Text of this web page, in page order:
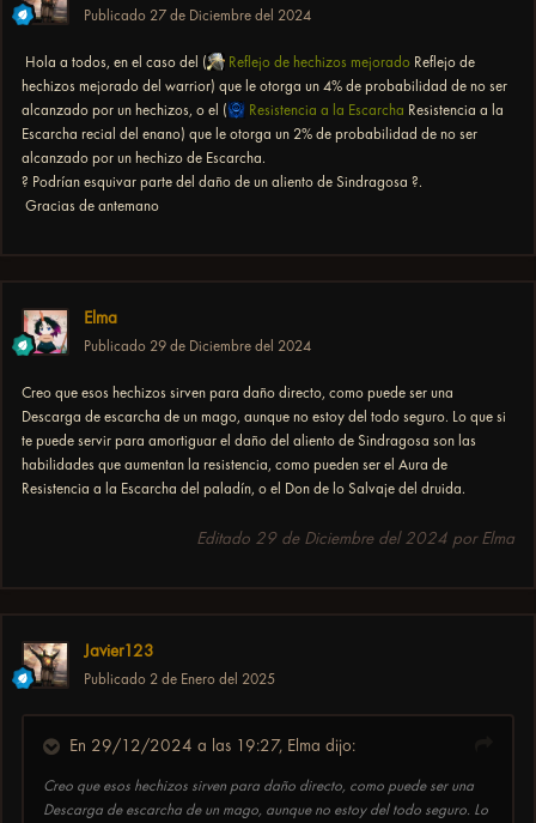
Publicado 27 de Diciembre del 2024
Hola a todos, en el caso del ( Reflejo de hechizos mejorado Reflejo de
hechizos mejorado del warrior) que le otorga un 4% de probabilidad de no ser
alcanzado por un hechizos, o el (
Resistencia a la Escarcha Resistencia a la
Escarcha recial del enano) que le otorga un 2% de probabilidad de no ser
alcanzado por un hechizo de Escarcha.
? Podrían esquivar parte del daño de un aliento de Sindragosa ?.
Gracias de antemano
Elma
Publicado 29 de Diciembre del 2024
Creo que esos hechizos sirven para daño directo, como puede ser una
Descarga de escarcha de un mago, aunque no estoy del todo seguro. Lo que si
te puede servir para amortiguar el daño del aliento de Sindragosa son las
habilidades que aumentan la resistencia, como pueden ser el Aura de
Resistencia a la Escarcha del paladín, o el Don de lo Salvaje del druida.
Editado 29 de Diciembre del 2024 por Elma
Javier123
Publicado 2 de Enero del 2025
En 29/12/2024 a las 19:27, Elma dijo:
Creo que esos hechizos sirven para daño directo, como puede ser una
Descarga de escarcha de un mago, aunque no estoy del todo seguro. Lo